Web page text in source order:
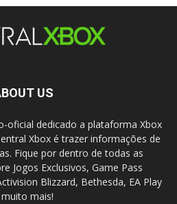
US
oficial dedicado a plataforma Xbox
Xbox é trazer informações de
Fique por dentro de todas as
Jogos Exclusivos, Game Pass
Blizzard, Bethesda, EA Play
mais!